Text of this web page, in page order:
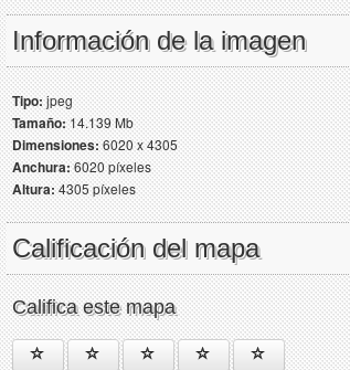
Información de la imagen
Tipo:jpeg
Tamaño:14.139 Mb
Dimensiones:6020 x 4305
Anchura:6020 píxeles
Altura:4305 píxeles
Calificación del mapa
Califica este mapa